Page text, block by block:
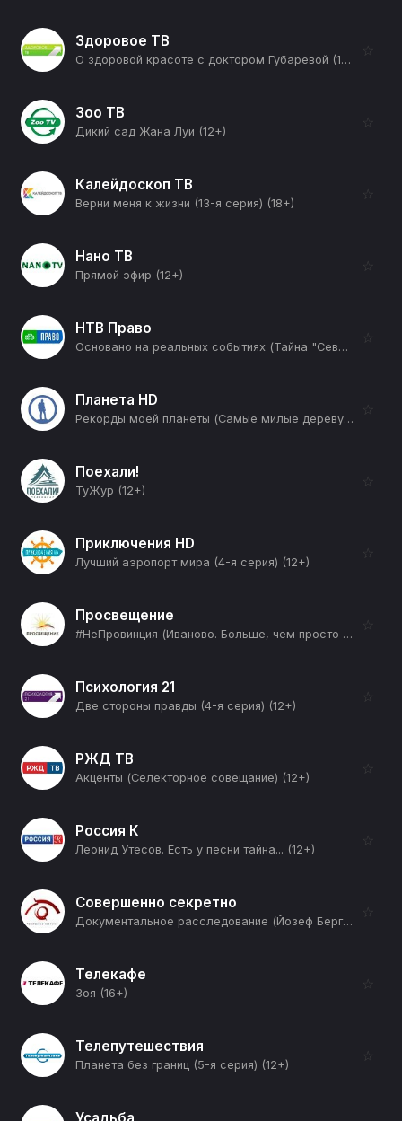
Здоровое ТВ
О здоровой красоте с доктором Губаревой (1-я серия) (12+)
☆
Зоо ТВ
Дикий сад Жана Луи (12+)
☆
Калейдоскоп ТВ
Верни меня к жизни (13-я серия) (18+)
☆
Нано ТВ
Прямой эфир (12+)
☆
НТВ Право
Основано на реальных событиях (Тайна "Северных потоков". Часть 1-я) (12+)
☆
Планета HD
Рекорды моей планеты (Самые милые деревушки) (12+)
☆
Поехали!
ТуЖур (12+)
☆
Приключения HD
Лучший аэропорт мира (4-я серия) (12+)
☆
Просвещение
#НеПровинция (Иваново. Больше, чем просто невесты) (12+)
☆
Психология 21
Две стороны правды (4-я серия) (12+)
☆
РЖД ТВ
Акценты (Селекторное совещание) (12+)
☆
Россия К
Леонид Утесов. Есть у песни тайна... (12+)
☆
Совершенно секретно
Документальное расследование (Йозеф Берг) (12+)
☆
Телекафе
Зоя (16+)
☆
Телепутешествия
Планета без границ (5-я серия) (12+)
☆